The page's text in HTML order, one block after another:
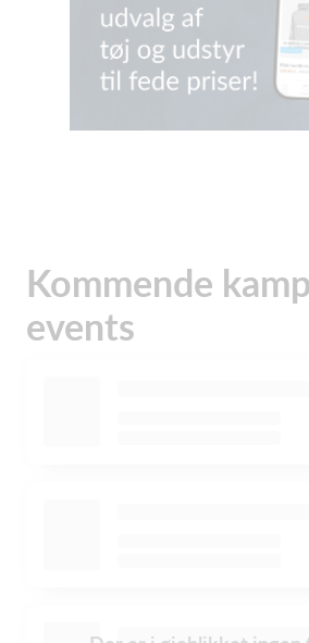
Kommende
events